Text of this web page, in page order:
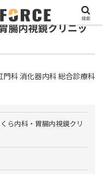
腸内視鏡クリニッ
門科 消化器内科 総合診療科
ら内科・胃腸内視鏡クリ
検索